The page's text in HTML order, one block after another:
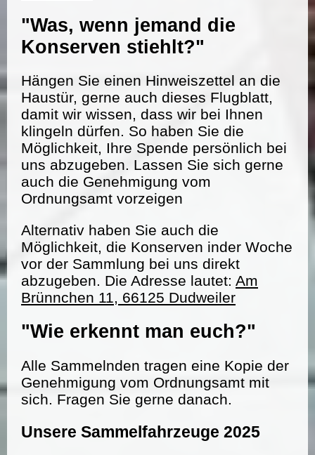
"Was, wenn jemand die
Konserven stiehlt?"
Hängen Sie einen Hinweiszettel an die
Haustür, gerne auch dieses Flugblatt,
damit wir wissen, dass wir bei Ihnen
klingeln dürfen. So haben Sie die
Möglichkeit, Ihre Spende persönlich bei
uns abzugeben. Lassen Sie sich gerne
auch die Genehmigung vom
Ordnungsamt vorzeigen
Alternativ haben Sie auch die
Möglichkeit, die Konserven inder Woche
vor der Sammlung bei uns direkt
abzugeben. Die Adresse lautet: Am
Brünnchen 11, 66125 Dudweiler
"Wie erkennt man euch?"
Alle Sammelnden tragen eine Kopie der
Genehmigung vom Ordnungsamt mit
sich. Fragen Sie gerne danach.
Unsere Sammelfahrzeuge 2025